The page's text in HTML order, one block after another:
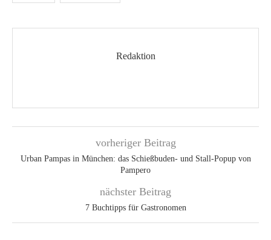
Redaktion
vorheriger Beitrag
Urban Pampas in München: das Schießbuden- und Stall-Popup von
Pampero
nächster Beitrag
7 Buchtipps für Gastronomen